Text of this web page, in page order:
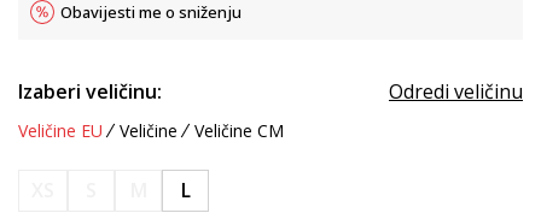
Obavijesti me o sniženju
Izaberi veličinu: Odredi veličinu
Veličine EU Veličine Veličine CM
L